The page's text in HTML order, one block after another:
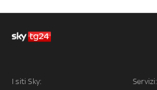
I siti Sky: Servizi: